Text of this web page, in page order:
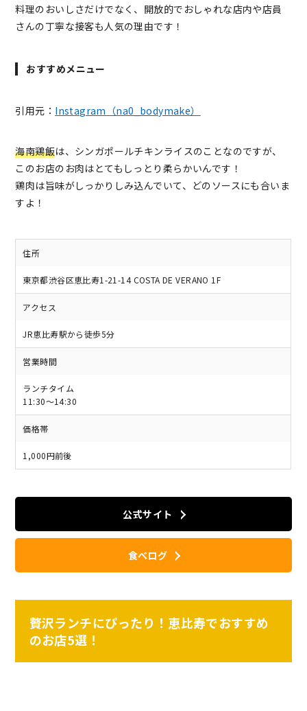
料理のおいしさだけでなく、開放的でおしゃれな店内や店員
さんの丁寧な接客も人気の理由です！
おすすめメニュー
引用元： Instagram（na0_bodymake）
海南鶏飯は、シンガポールチキンライスのことなのですが、
このお店のお肉はとてもしっとり柔らかいんです！
鶏肉は旨味がしっかりしみ込んでいて、どのソースにも合いま
すよ！
住所
東京都渋谷区恵比寿1-21-14 COSTA DE VERANO 1F
アクセス
JR恵比寿駅から徒歩5分
営業時間
ランチタイム
11:30〜14:30
価格帯
1,000円前後
公式サイト
食べログ
贅沢ランチにぴったり！恵比寿でおすすめ
のお店5選！